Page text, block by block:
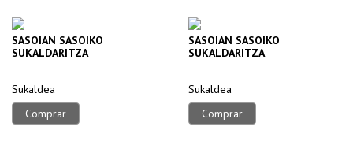
SASOIAN SASOIKO
SUKALDARITZA
Sukaldea
Comprar
SASOIAN SASOIKO
SUKALDARITZA
Sukaldea
Comprar